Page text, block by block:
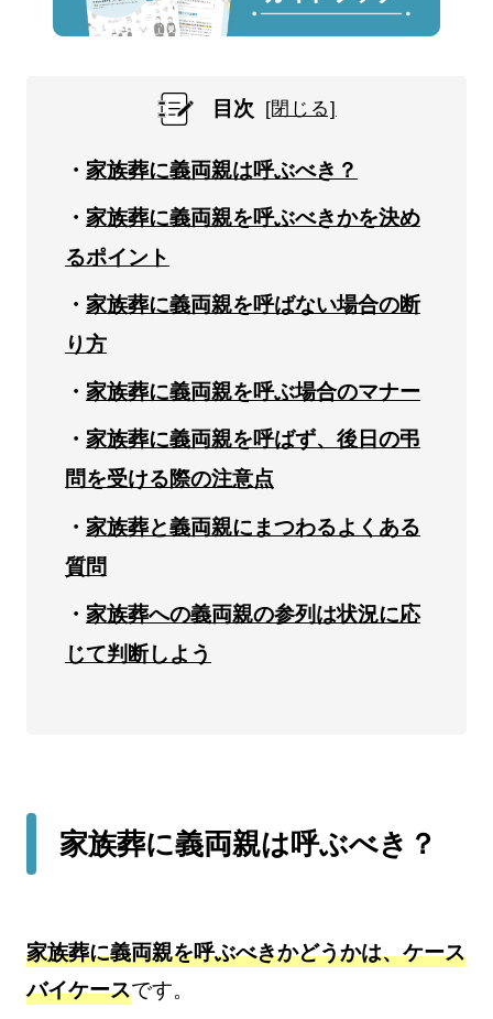
目次
家族葬に義両親は呼ぶべき？
家族葬に義両親を呼ぶべきかを決め
るポイント
家族葬に義両親を呼ばない場合の断
り方
家族葬に義両親を呼ぶ場合のマナー
家族葬に義両親を呼ばず、後日の弔
問を受ける際の注意点
家族葬と義両親にまつわるよくある
質問
家族葬への義両親の参列は状況に応
じて判断しよう
家族葬に義両親は呼ぶべき？
家族葬に義両親を呼ぶべきかどうかは、ケース
バイケースです。